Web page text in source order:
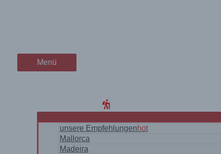
Menü
Menü
unsere Empfehlungenhot
Mallorca
Madeira